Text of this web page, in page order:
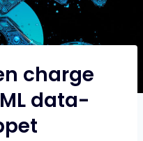
charge
data-